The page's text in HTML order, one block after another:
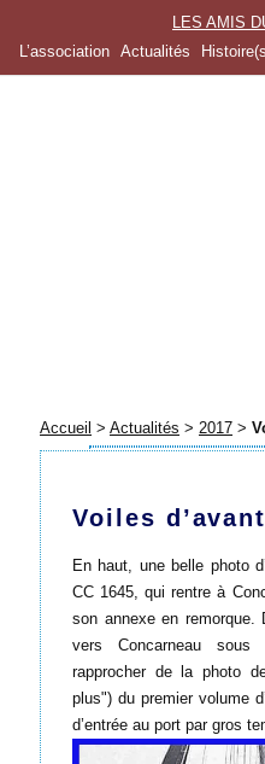
LES AMIS
L’association
Actualités
Accueil > Actualités > 2017 >
Voiles d’avant
En haut, une belle photo
CC 1645, qui rentre à
son annexe en remorque.
vers Concarneau
rapprocher de la photo
plus") du premier volume
d’entrée au port par gros